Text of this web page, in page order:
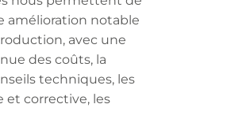
amélioration notable
avec une
des coûts, la
techniques, les
corrective, les